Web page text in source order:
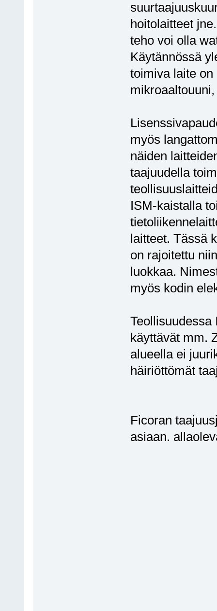
hoitolaitteet
teho voi olla
Käytännössä
toimiva laite
myös
näiden
taajuudella
ISM-kaistalla
laitteet. Tässä
on rajoitettu
luokkaa.
myös kodin
Teollisuudessa
käyttävät mm.
alueella ei
häiriöttömät
Ficoran
asiaan.